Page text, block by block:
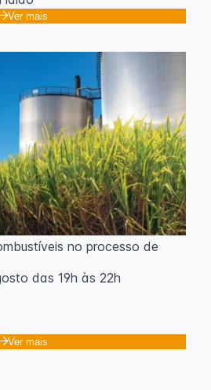
Ver mais
no processo de
das 19h às 22h
Culturas para
Ver mais